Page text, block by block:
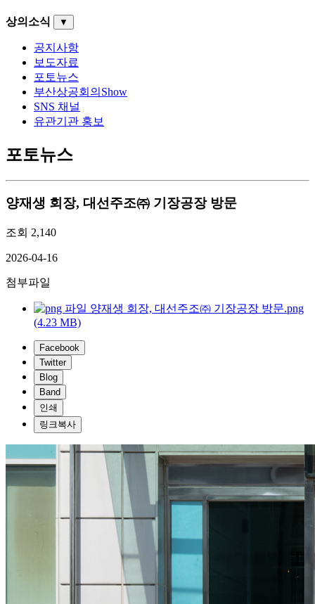
상의소식 ▼
공지사항
보도자료
포토뉴스
부산상공회의Show
SNS 채널
유관기관 홍보
포토뉴스
양재생 회장, 대선주조㈜ 기장공장 방문
조회 2,140
2026-04-16
첨부파일
양재생 회장, 대선주조㈜ 기장공장 방문.png
(4.23 MB)
Facebook
Twitter
Blog
Band
인쇄
링크복사